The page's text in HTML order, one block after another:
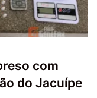
com
do Jacuípe